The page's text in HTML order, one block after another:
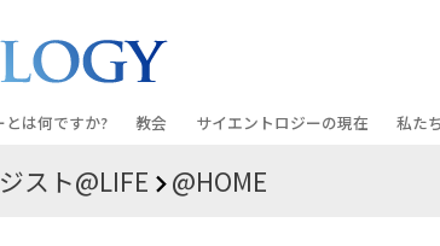
とは何ですか? 教会
教会を探す
サイエントロジーの現在
グランド・オープニング
私た
スト@LIFE @HOME